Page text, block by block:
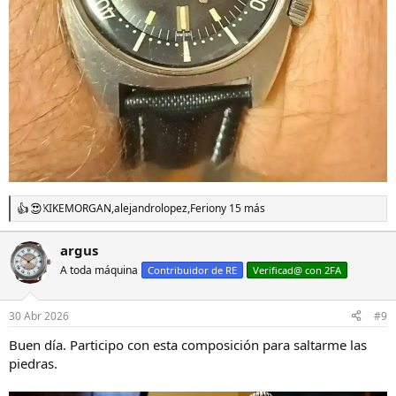
R
e
a
c
c
o
n
e
s
KIKEMORGAN,alejandrolopez,Feriony 15 más
argus
A toda máquina Contribuidor de RE Verificad@ con 2FA
30 Abr 2026 #9
Buen día. Participo con esta composición para saltarme las
piedras.